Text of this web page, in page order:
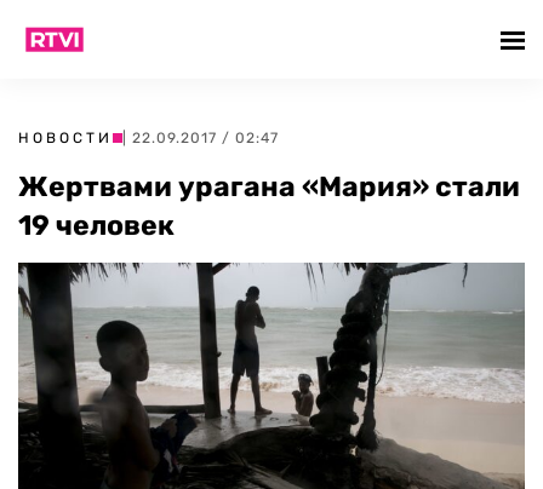
НОВОСТИ | 22.09.2017 / 02:47
Жертвами урагана «Мария» стали
19 человек